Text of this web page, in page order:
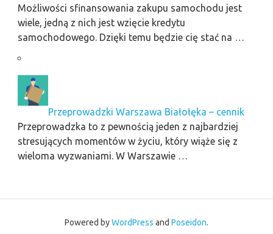
Możliwości sfinansowania zakupu samochodu jest
wiele, jedną z nich jest wzięcie kredytu
samochodowego. Dzięki temu będzie cię stać na …
Przeprowadzki Warszawa Białołęka – cennik
Przeprowadzka to z pewnością jeden z najbardziej
stresujących momentów w życiu, który wiąże się z
wieloma wyzwaniami. W Warszawie …
Powered byWordPress and Poseidon.